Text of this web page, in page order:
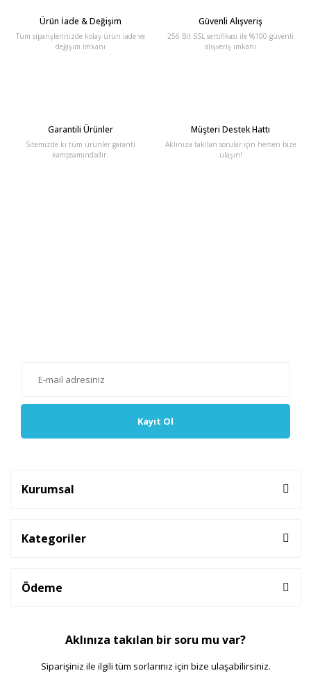
Ürün İade & Değişim
Tüm siparişlerinizde kolay ürün iade ve
değişim imkanı
Güvenli Alışveriş
256 Bit SSL sertifikası ile %100 güvenli
alışveriş imkanı
Garantili Ürünler
Sitemizde ki tüm ürünler garanti
kampsamındadır.
Müşteri Destek Hattı
Aklınıza takılan sorular için hemen bize
ulaşın!
Kayıt Ol
Kurumsal
Kategoriler
Ödeme
Aklınıza takılan bir soru mu var?
Siparişiniz ile ilgili tüm sorlarınız için bize ulaşabilirsiniz.